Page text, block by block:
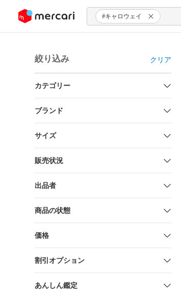
ツにスキップ #キャロウェイ
絞り込み クリア
カテゴリー
ブランド
サイズ
販売状況
出品者
商品の状態
価格
割引オプション
あんしん鑑定